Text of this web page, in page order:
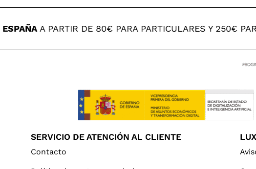
A PARTIR DE 80€ PARA PARTICULARES Y 250€ PARA
SERVICIO DE ATENCIÓN AL CLIENTE
Contacto